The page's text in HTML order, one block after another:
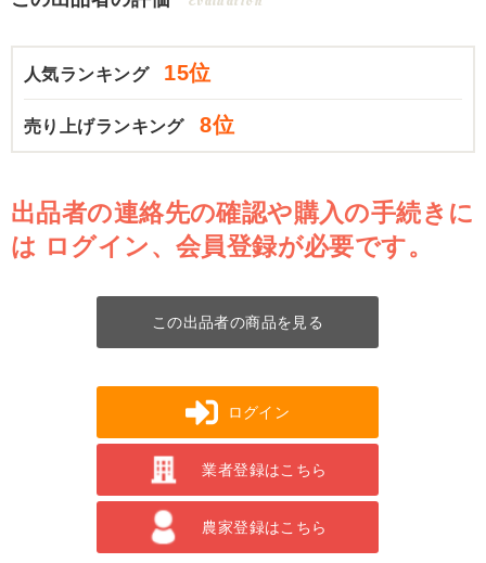
人気ランキング 15位
売り上げランキング 8位
出品者の連絡先の確認や購入の手続きに
は ログイン、会員登録が必要です。
この出品者の商品を見る
ログイン
業者登録はこちら
農家登録はこちら